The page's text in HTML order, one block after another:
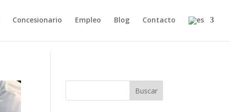
Concesionario Empleo Blog Contacto